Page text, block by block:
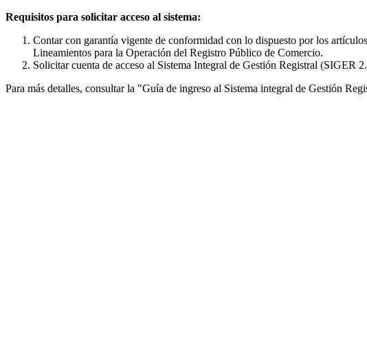
Requisitos para solicitar acceso al sistema:
Contar con garantía vigente de conformidad con lo dispuesto por los
Lineamientos para la Operación del Registro Público de Comercio.
Solicitar cuenta de acceso al Sistema Integral de Gestión Registral (SIGER
Para más detalles, consultar la "Guía de ingreso al Sistema integral de Gestión